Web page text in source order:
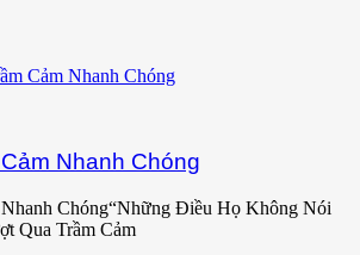
Nhanh Chóng
Chóng“Những Điều Họ Không Nói
Qua Trầm Cảm